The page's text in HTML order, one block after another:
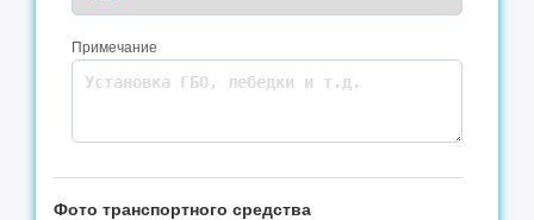
Примечание
Фото транспортного средства